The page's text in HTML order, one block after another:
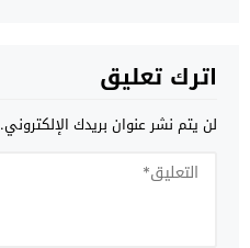
اترك تعليق
لن يتم نشر عنوان بريدك الإلكتروني.